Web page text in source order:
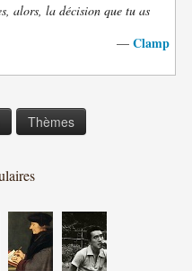
alors, la décision que tu as
— Clamp
Thèmes